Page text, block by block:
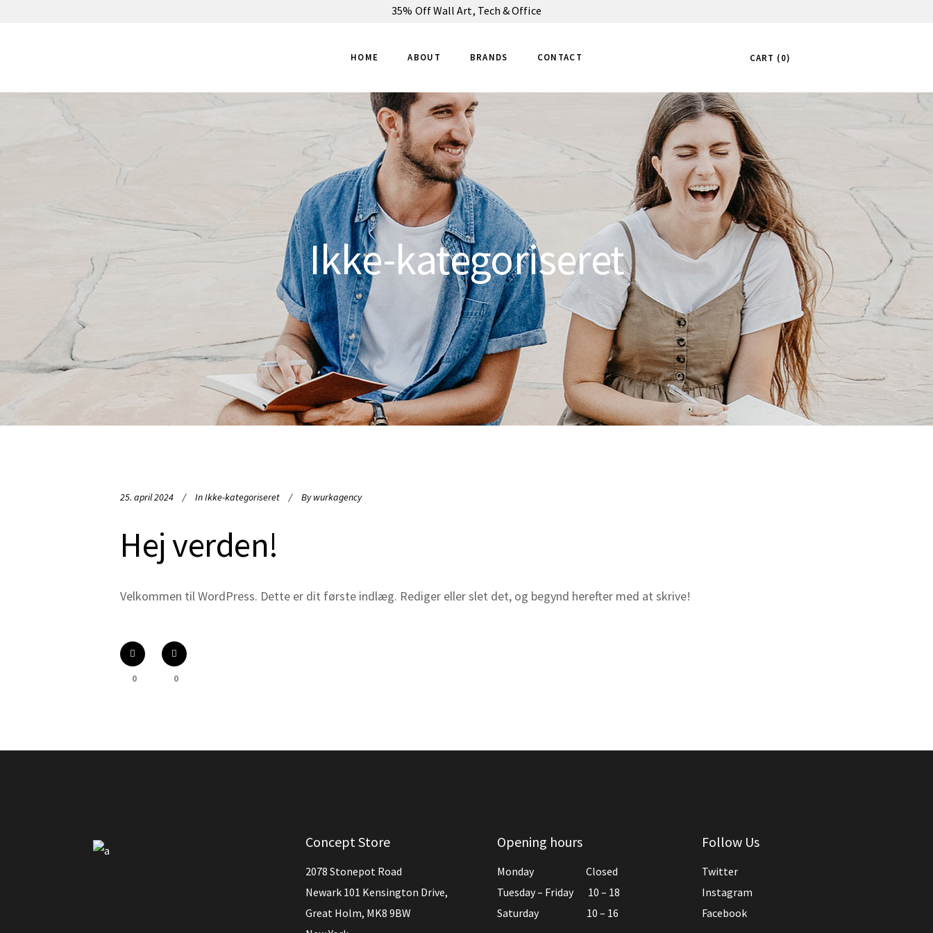
35% Off Wall Art, Tech & Office
CART 0
HOME ABOUT BRANDS CONTACT
Ikke-kategoriseret
25. april 2024 InIkke-kategoriseret By wurkagency
Hej verden!
Velkommen til WordPress. Dette er dit første indlæg. Rediger eller slet det, og begynd herefter med at skrive!
0 0
Concept Store
2078 Stonepot Road
Newark 101 Kensington Drive,
Great Holm, MK8 9BW
Opening hours
Monday Closed
Tuesday – Friday 10 – 18
Saturday 10 – 16
Follow Us
Twitter
Instagram
Facebook